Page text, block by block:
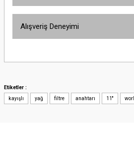
yetersiz gördüğünüz noktaları öneri
Ürün açıklamasında eksik bilgiler
Ürün bilgilerinde hatalar bulunuyor.
Alışveriş Deneyimi
Hızlı ve özenli kargo.
Mahir SARUHANOĞLU | 23/06/2025
Etiketler :
kayışlı
yağ filtre anahtarı 11''